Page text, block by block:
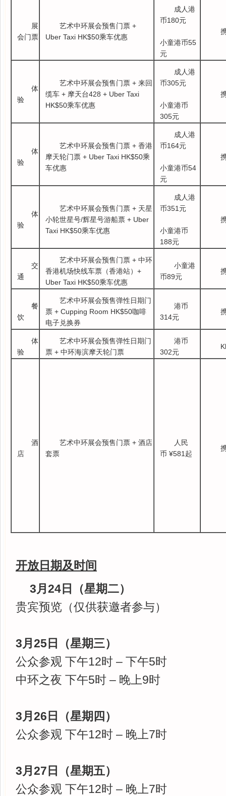
展
会门票
艺术中环展会预售门票 +
Uber Taxi HK$50乘车优惠
成人港
币180元
小童港币55
元
体
验
艺术中环展会预售门票 + 来回
缆车 + 摩天台428 + Uber Taxi
HK$50乘车优惠
成人港
币305元
小童港币
305元
体
验
艺术中环展会预售门票 + 香港
摩天轮门票 + Uber Taxi HK$50乘
车优惠
成人港
币164元
小童港币54
元
体
验
艺术中环展会预售门票 + 天星
小轮世星号/辉星号游船票 + Uber
Taxi HK$50乘车优惠
成人港
币351元
小童港币
188元
交
通
艺术中环展会预售门票 + 中环
香港机场快线车票（香港站）+
Uber Taxi HK$50乘车优惠
小童港
币89元
餐
饮
艺术中环展会预售弹性日期门
票 + Cupping Room HK$50咖啡
电子兑换券
港币
314元
体
验
艺术中环展会预售弹性日期门
票 + 中环海滨摩天轮门票
港币
302元
酒
店
艺术中环展会预售门票 + 酒店
套票
人民
币 ¥581起
开放日期及时间
3月24日（星期二）
贵宾预览（仅供获邀者参与）
3月25日（星期三）
公众参观 下午12时 – 下午5时
中环之夜 下午5时 – 晚上9时
3月26日（星期四）
公众参观 下午12时 – 晚上7时
3月27日（星期五）
公众参观 下午12时 – 晚上7时